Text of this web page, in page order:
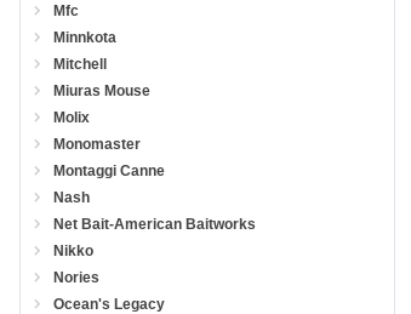
Mfc
Minnkota
Mitchell
Miuras Mouse
Molix
Monomaster
Montaggi Canne
Nash
Net Bait-American Baitworks
Nikko
Nories
Ocean's Legacy